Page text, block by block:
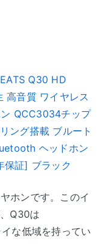
Q30 HD
高音質 ワイヤレス
QCC3034チップ
ング搭載 ブルート
ヘッドホン
保証] ブラック
ホンです。このイ
Q30は
な低域を持ってい